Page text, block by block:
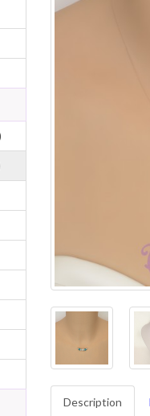
Description